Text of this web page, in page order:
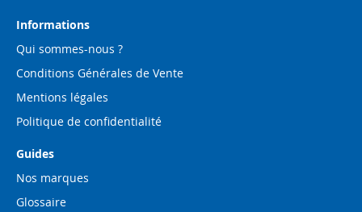
d’information
Informations
Qui sommes-nous ?
Conditions Générales de Vente
Mentions légales
Politique de confidentialité
Guides
Nos marques
Glossaire